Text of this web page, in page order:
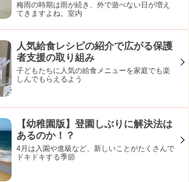
梅雨の時期は雨が続き、外で遊べない日が増え
てきますよね。室内
人気給食レシピの紹介で広がる保護
者支援の取り組み
子どもたちに人気の給食メニューを家庭でも楽
しんでもらえるよう
【幼稚園版】登園しぶりに解決法は
あるのか！？
4月は入園や進級など、新しいことがたくさんで
ドキドキする季節